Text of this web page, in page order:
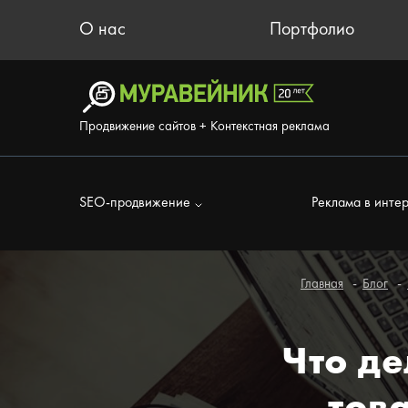
О нас Портфолио
Продвижение сайтов + Контекстная реклама
SEO-продвижение Реклама в
Главная Блог
Что